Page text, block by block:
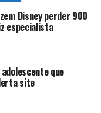
Disney perder 900
especialista
que
site